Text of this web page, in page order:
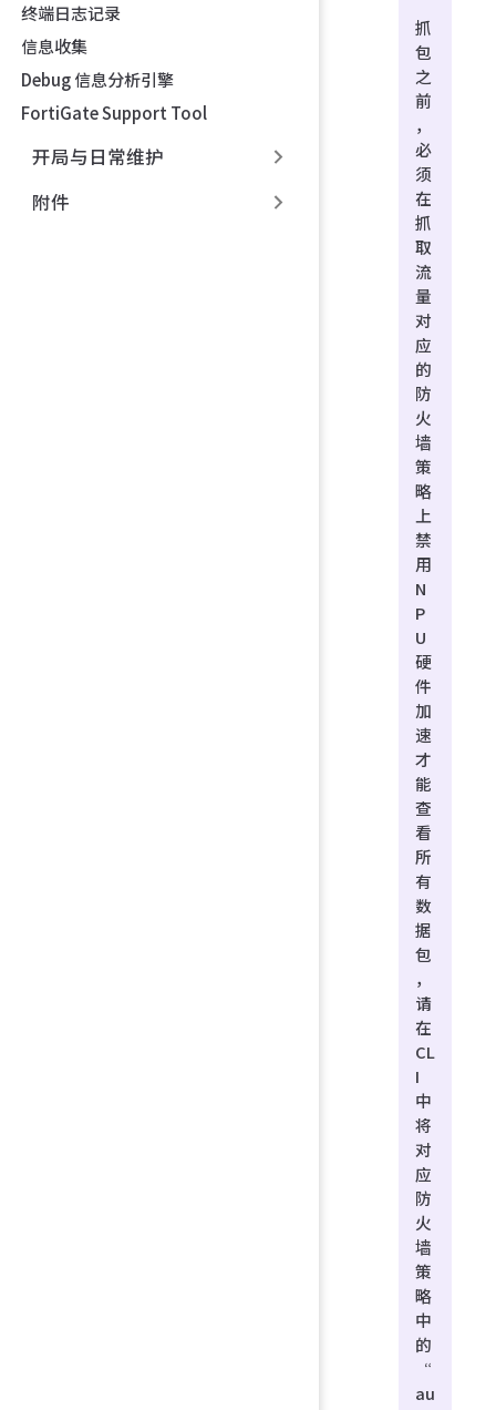
终端日志记录
信息收集
Debug 信息分析引擎
FortiGate Support Tool
开局与日常维护
附件
抓
包
之
前
，
必
须
在
抓
取
流
量
对
应
的
防
火
墙
策
略
上
禁
用
N
P
U
硬
件
加
速
才
能
查
看
所
有
数
据
包
，
请
在
CL
I
中
将
对
应
防
火
墙
策
略
中
的
“
au